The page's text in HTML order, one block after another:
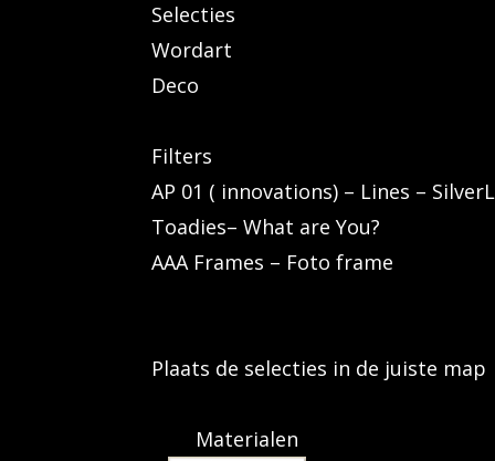
Selecties
Wordart
Deco
Filters
AP 01 ( innovations) – Lines –
Toadies– What are You?
AAA Frames – Foto frame
Plaats de selecties in de juiste map
Materialen